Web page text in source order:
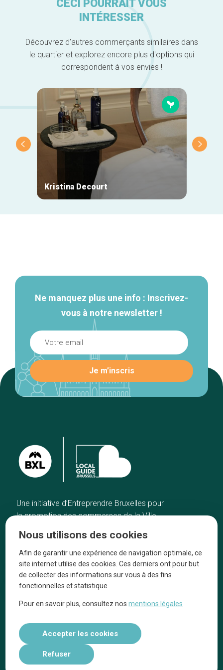
CECI POURRAIT VOUS
INTÉRESSER
Découvrez d'autres commerçants similaires dans
le quartier et explorez encore plus d'options qui
correspondent à vos envies !
Kristina Decourt
Ne manquez plus une info : Inscrivez-
vous à notre newsletter !
Une initiative d’Entreprendre Bruxelles pour
la promotion des commerces de la Ville
Accueil
Bonnes adresses
Quartiers
Blog
Tops 10
Artisans
A propos
On parle de nous
Nous utilisons des cookies
Afin de garantir une expérience de navigation optimale, ce
site internet utilise des cookies. Ces derniers ont pour but
de collecter des informations sur vous à des fins
fonctionnelles et statistique
Pour en savoir plus, consultez nosmentions légales
Accepter les cookies
Refuser